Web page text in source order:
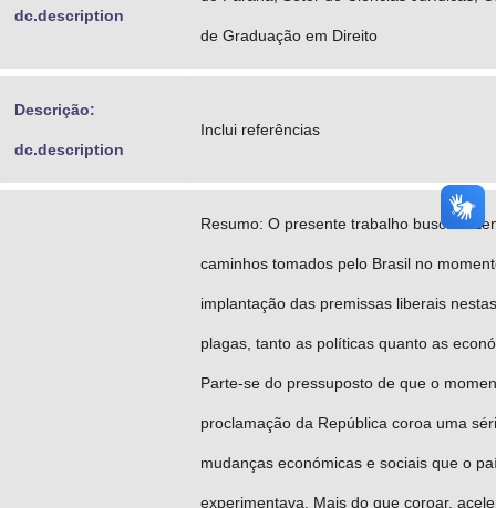
dc.description
de Graduação em Direito
Descrição:
dc.description
Inclui referências
Resumo: O presente trabalho busca
caminhos tomados pelo Brasil no
implantação das premissas liberais nestas
plagas, tanto as políticas quanto as
Parte-se do pressuposto de que o
proclamação da República coroa uma
mudanças económicas e sociais que o
experimentava. Mais do que coroar,